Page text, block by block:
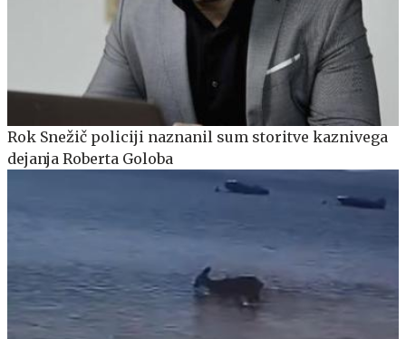
Rok Snežič policiji naznanil sum storitve kaznivega
dejanja Roberta Goloba